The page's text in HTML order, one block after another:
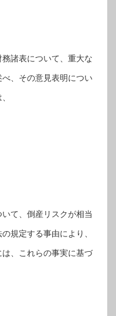
諸表について、重大な
、その意見表明につい
て、倒産リスクが相当
規定する事由により、
、これらの事実に基づ